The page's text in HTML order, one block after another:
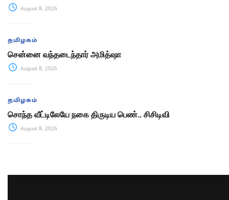
August 8, 2026
தமிழகம்
சென்னை வந்தடைந்தார் அமித்ஷா
August 8, 2026
தமிழகம்
சொந்த வீட்டிலேயே நகை திருடிய பெண்.. சிசிடிவி
August 8, 2026